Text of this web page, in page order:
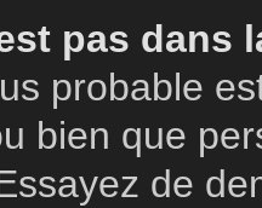
pas dans
probable
bien que
de